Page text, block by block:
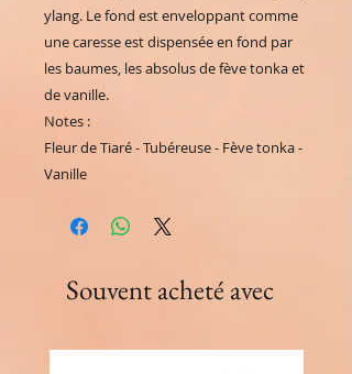
ylang. Le fond est enveloppant comme
une caresse est dispensée en fond par
les baumes, les absolus de fève tonka et
de vanille.
Notes :
Fleur de Tiaré - Tubéreuse - Fève tonka -
Vanille
Souvent acheté avec